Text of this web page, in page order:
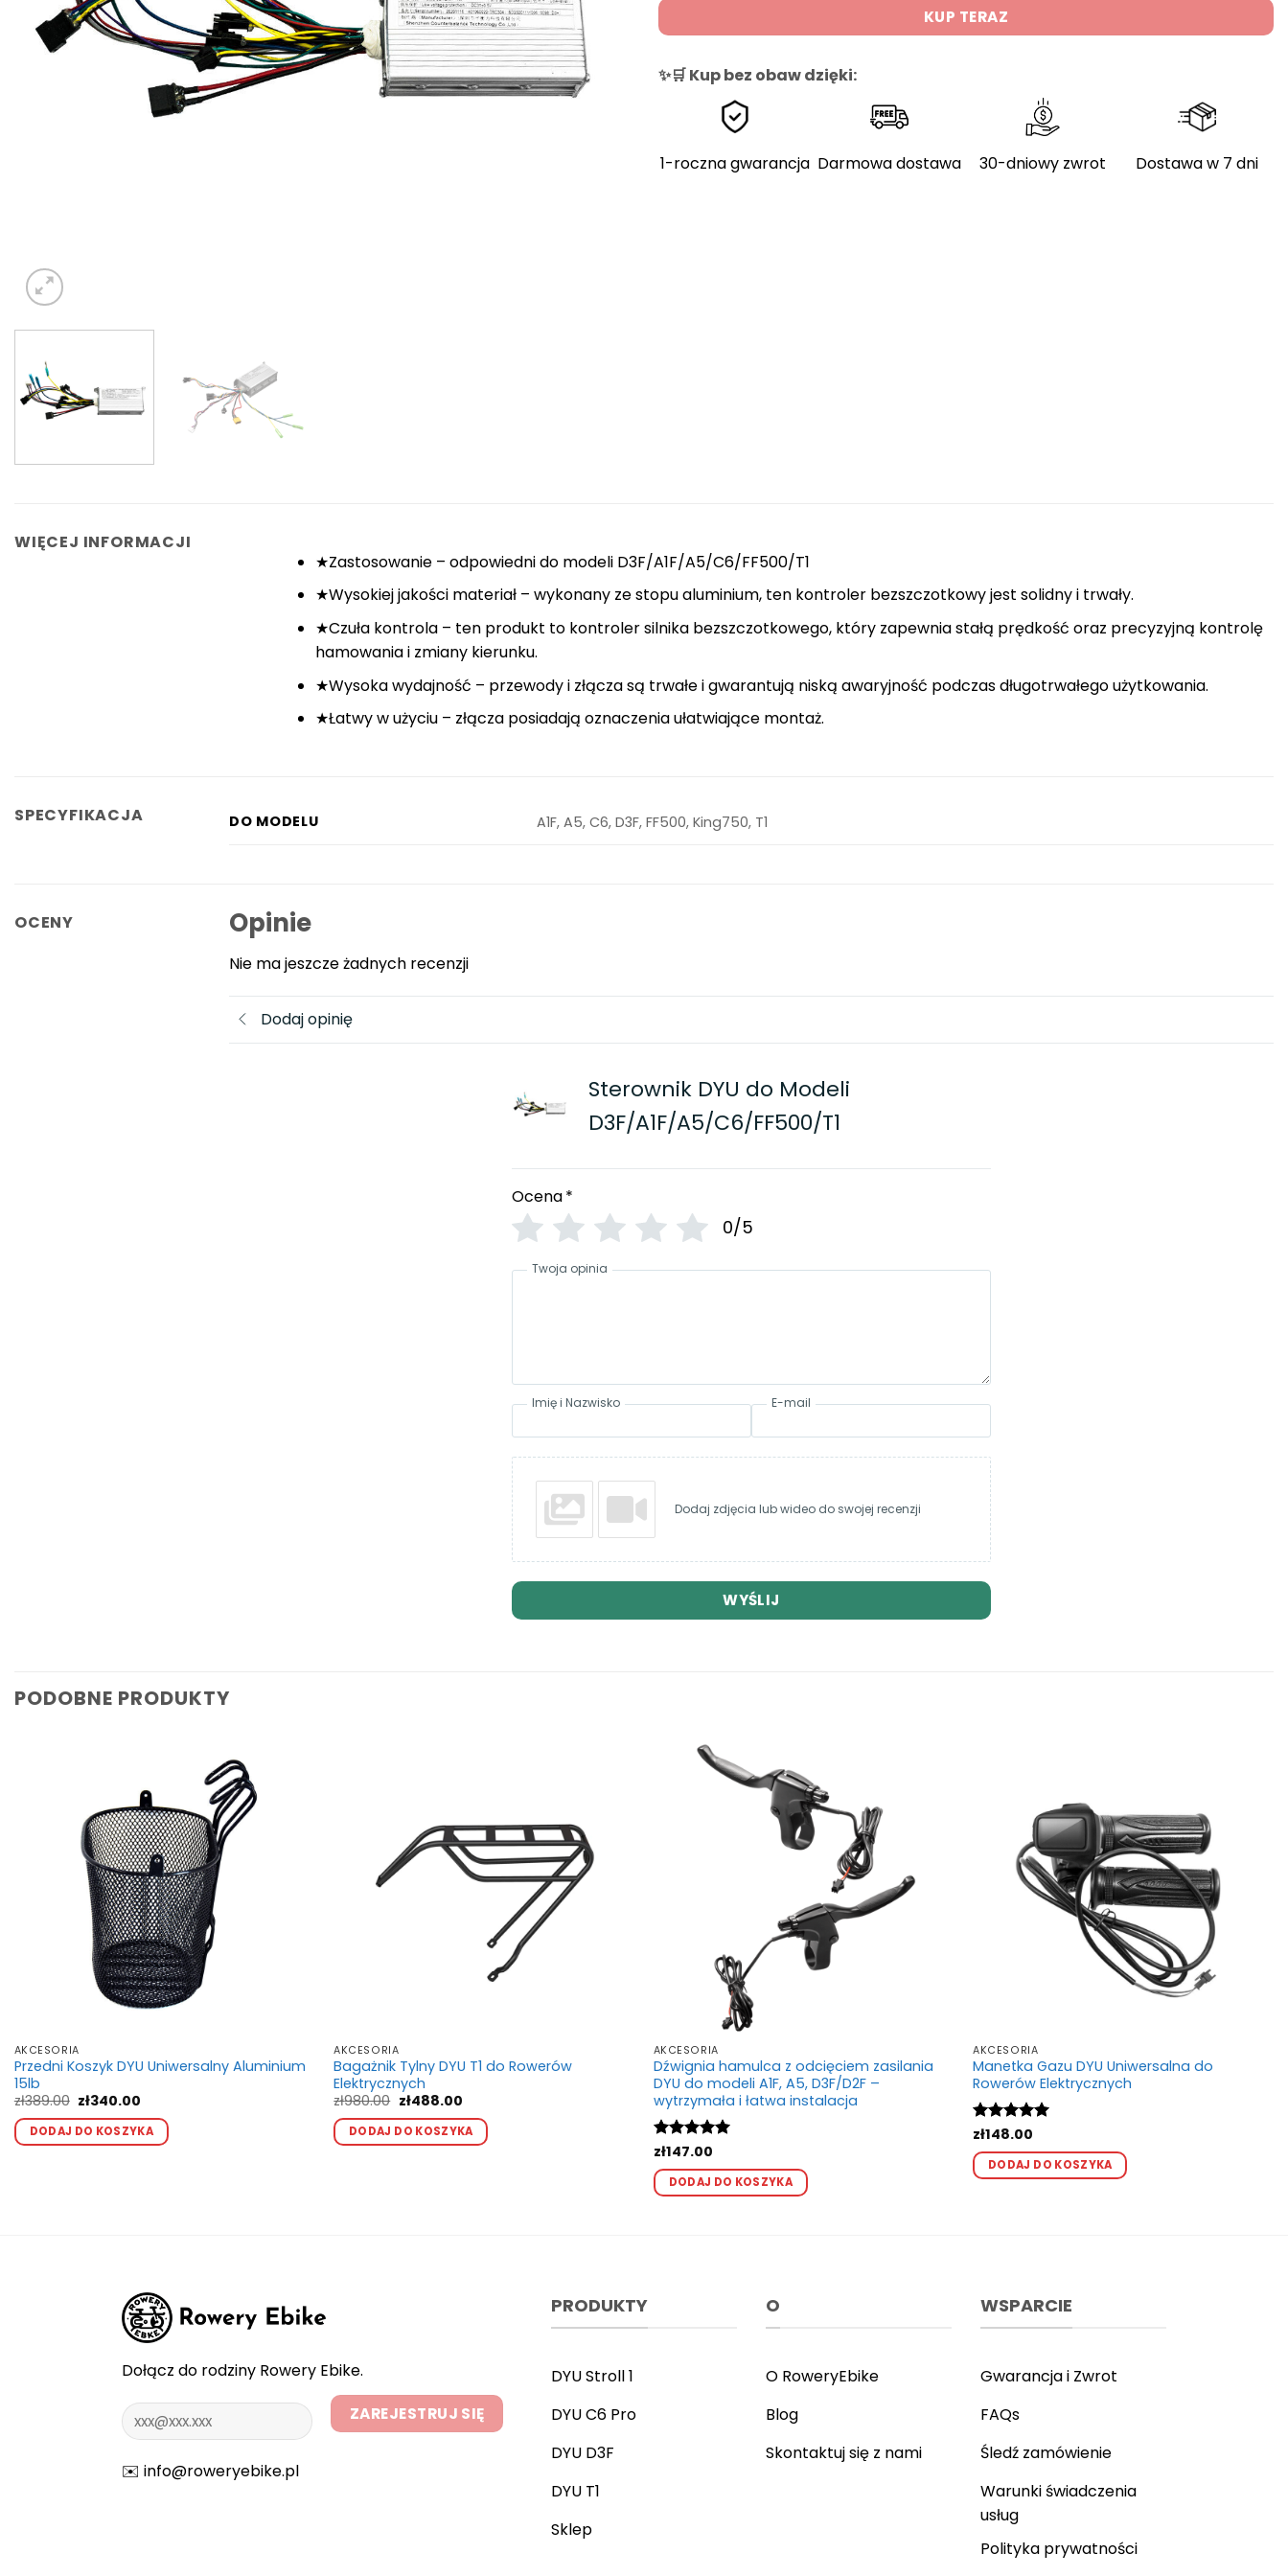
KUP TERAZ
✨🛒 Kup bez obaw dzięki:
1-roczna gwarancja Darmowa dostawa 30-dniowy zwrot Dostawa w 7 dni
WIĘCEJ INFORMACJI
★Zastosowanie – odpowiedni do modeli D3F/A1F/A5/C6/FF500/T1
★Wysokiej jakości materiał – wykonany ze stopu aluminium, ten kontroler bezszczotkowy jest solidny i trwały.
★Czuła kontrola – ten produkt to kontroler silnika bezszczotkowego, który zapewnia stałą prędkość oraz precyzyjną kontrolę
hamowania i zmiany kierunku.
★Wysoka wydajność – przewody i złącza są trwałe i gwarantują niską awaryjność podczas długotrwałego użytkowania.
★Łatwy w użyciu – złącza posiadają oznaczenia ułatwiające montaż.
SPECYFIKACJA DO MODELU A1F, A5, C6, D3F, FF500, King750, T1
OCENY Opinie
Nie ma jeszcze żadnych recenzji
Dodaj opinię
Sterownik DYU do Modeli
D3F/A1F/A5/C6/FF500/T1
Ocena*
0/5
Twoja opinia
Imię i Nazwisko E-mail
Dodaj zdjęcia lub wideo do swojej recenzji
WYŚLIJ
PODOBNE PRODUKTY
AKCESORIA
Przedni Koszyk DYU Uniwersalny Aluminium
15lb
zł389.00 Pierwotna
wynosiła:
zł389.00.
zł340.00
wynosi:
zł340.00.
DODAJ DO KOSZYKA
AKCESORIA
Bagażnik Tylny DYU T1 do Rowerów
Elektrycznych
zł980.00 Pierwotna
wynosiła:
zł980.00.
zł488.00Aktualna
wynosi:
zł488.00.
DODAJ DO KOSZYKA
AKCESORIA
Dźwignia hamulca z odcięciem zasilania
DYU do modeli A1F, A5, D3F/D2F –
wytrzymała i łatwa instalacja
Oceniono
zł147.00
DODAJ DO KOSZYKA
stronie
produktu
AKCESORIA
Manetka Gazu DYU Uniwersalna do
Rowerów Elektrycznych
Oceniono
zł148.00
DODAJ DO KOSZYKA
Dołącz do rodziny Rowery Ebike.
✉️ info@roweryebike.pl
PRODUKTY
DYU Stroll 1
DYU C6 Pro
DYU D3F
DYU T1
Sklep
O
O RoweryEbike
Blog
Skontaktuj się z nami
WSPARCIE
Gwarancja i Zwrot
FAQs
Śledź zamówienie
Warunki świadczenia
usług
Polityka prywatności